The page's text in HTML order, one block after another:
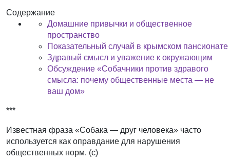
Содержание
Домашние привычки и общественное
пространство
Показательный случай в крымском пансионате
Здравый смысл и уважение к окружающим
Обсуждение «Собачники против здравого
смысла: почему общественные места — не
ваш дом»
***
Известная фраза «Собака — друг человека» часто
используется как оправдание для нарушения
общественных норм. (с)